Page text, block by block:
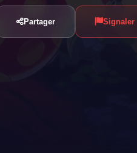
Partager Signaler